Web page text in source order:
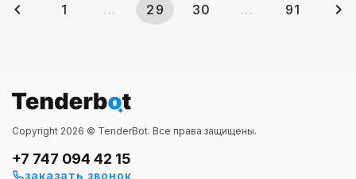
1 ... 29 30 ... 91
Copyright 2026 © TenderBot. Все права защищены.
+7 747 094 42 15
заказать звонок